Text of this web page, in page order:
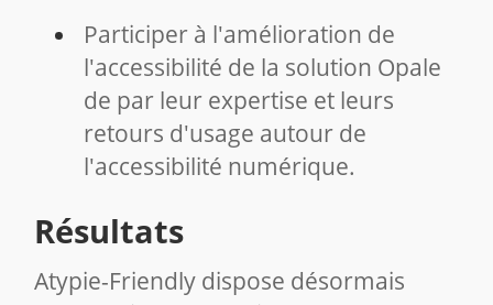
Participer à l'amélioration de
l'accessibilité de la solution Opale
de par leur expertise et leurs
retours d'usage autour de
l'accessibilité numérique.
Résultats
Atypie-Friendly dispose désormais